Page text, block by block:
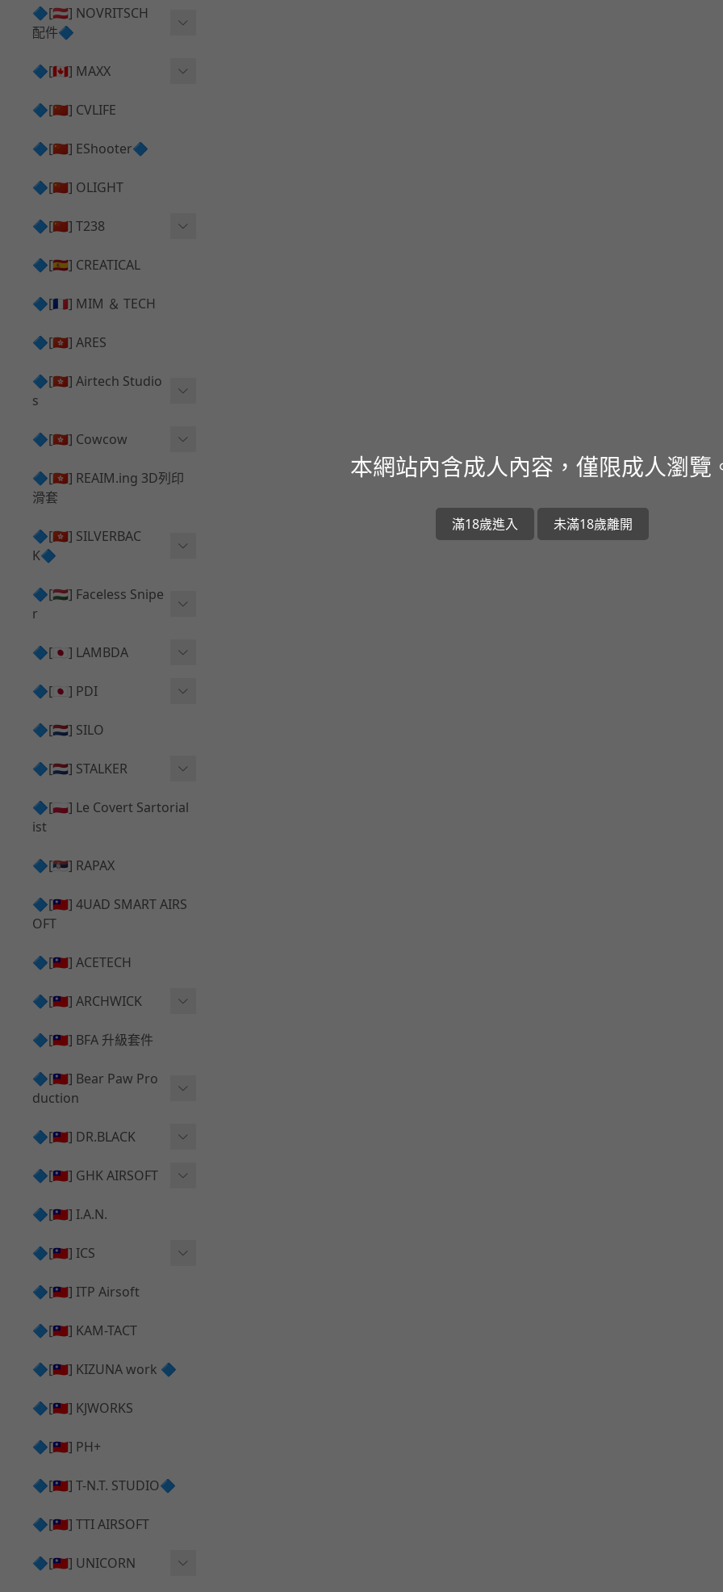
披肩 ⧸ Shoulder Piece
onie
腰包 ⧸ 萬用包
HPA 氣瓶袋 ⧸ 水袋包
手槍 彈匣用
闊邊帽 ⧸ Boonie Hat
戰術背心+前掛 ⧸ Plate Car
rier+Flap
tlebelt
護目鏡 ⧸ 除霧器
腰帶 ⧸ 腿掛
🔷[🇦🇹] NOVRITSCH
配件🔷
✅ 快拔槍套 ⧸ 槍背帶
✅ 槍架 ⧸ 訓練靶具 ⧸ 工具
🔷[🇨🇦] MAXX
AEG 活塞頭 ⧸ AEG Piston
HOP座 ⧸ HOP-UP
競速扳機 ⧸ Speed Trigger
彈匣釋放鈕 ⧸ Mag Releas
推嘴 ⧸ Nozzle
🔷[🇨🇳] CVLIFE
🔷[🇨🇳] EShooter🔷
🔷[🇨🇳] OLIGHT
🔷[🇨🇳] T238
電子扳機
發光器
🔷[🇪🇸] CREATICAL
🔷[🇫🇷] MIM ＆ TECH
🔷[🇭🇰] ARES
🔷[🇭🇰] Airtech Studio
s
VFC
G＆G
Krytac
KWA
Tokyo Marui
PROWIN
MAXX
SILVERBACK SRS
🔷[🇭🇰] Cowcow
TM Glock 系列
Action Army AAP01 系列
UMAREX VFC 系列
KWA⧸KSC系列
🔷[🇭🇰] REAIM.ing 3D列印
滑套
🔷[🇭🇰] SILVERBAC
K🔷
SRS ⧸ HTI 🟦 主體 ⧸ 彈匣
✅ 碳纖管 ⧸ 彈簧
TAC-41 👁️‍🗨️ 外觀 ⧸ 色彩
MDR-X 🟦 主體 ⧸ 彈匣
✅ 通用 ⧸ 精品
MDR-X 🔄 原廠 ⧸ 零件
TAC-41 🔄 原廠 ⧸ 零件
🔷[🇭🇺] Faceless Snipe
r
Mk23 ⧸ SSX23
SRS ⧸ HTI ⧸ TAC-41
🔷[🇯🇵] LAMBDA
Lambda 05 GBB 精密內管
Lambda 03 AEG 精密內管
Lambda 05 AEG 精密內管
🔷[🇯🇵] PDI
01 精密內管
05 精密內管
08 精密內管
🔷[🇳🇱] SILO
🔷[🇳🇱] STALKER
Action Army AAP01 升級
套件
HOP膠皮 ⧸ 下壓塊
件
[夢神⧸Morpheus] 不鏽鋼
內管
套件
[夢神⧸Morpheus] 碳鋼 內
管
🔷[🇵🇱] Le Covert Sartorial
ist
🔷[🇷🇸] RAPAX
🔷[🇹🇼] 4UAD SMART AIRS
OFT
🔷[🇹🇼] ACETECH
🔷[🇹🇼] ARCHWICK
衝鋒套件 Convertion Kit
MWS 升級組件
B＆T APC9 系列產品
B＆T SPR300系列產品
HOP膠皮
🔷[🇹🇼] BFA 升級套件
🔷[🇹🇼] Bear Paw Pro
duction
T-5000
🔷[🇹🇼] DR.BLACK
Hi-capa 彈匣外觀
維護保養
Hi-capa 上半外觀
Hi-capa 內部升級
🔷[🇹🇼] GHK AIRSOFT
AR ⧸ M4 GBB 原廠零件
AKM V3 主體 ＆ 原廠零件
G5 原廠零件
G17 GEN.3 原廠零件
AR ⧸ M4 GBB 升級套件
🔷[🇹🇼] I.A.N.
🔷[🇹🇼] ICS
Hi-Capa 維修零件
ICS 成槍
🔷[🇹🇼] ITP Airsoft
🔷[🇹🇼] KAM-TACT
🔷[🇹🇼] KIZUNA work 🔷
🔷[🇹🇼] KJWORKS
🔷[🇹🇼] PH+
🔷[🇹🇼] T-N.T. STUDIO🔷
🔷[🇹🇼] TTI AIRSOFT
🔷[🇹🇼] UNICORN
本網站內含成人內容，僅限成人瀏覽
滿18歲進入 未滿18歲離開